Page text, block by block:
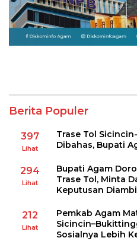
Berita Populer
397
Lihat
Trase Tol
Dibahas, Bupati
294
Lihat
Bupati Agam
Trase Tol, Minta
Keputusan
212
Lihat
Pemkab Agam
Sosialnya Lebih